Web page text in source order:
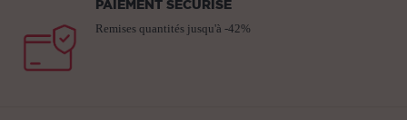
PAIEMENT SÉCURISÉ
Remises quantités jusqu'à -42%